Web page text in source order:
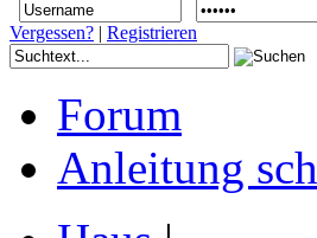
Vergessen? | Registrieren
Forum
Anleitung